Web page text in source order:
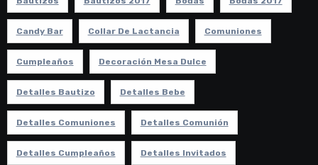
Candy Bar Collar De Lactancia Comuniones
Cumpleaños Decoración Mesa Dulce
Detalles Bautizo Detalles Bebe
Detalles Comuniones Detalles Comunión
Detalles Cumpleaños Detalles Invitados